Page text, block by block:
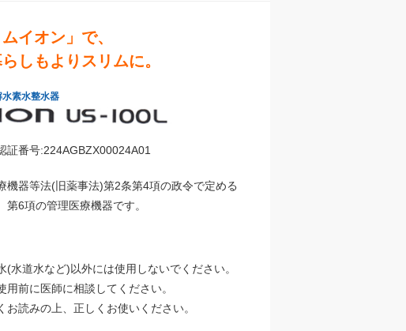
イオン」で、
しもよりスリムに。
素水整水器
証番号:224AGBZX00024A01
機器等法(旧薬事法)第2条第4項の政令で定める
第6項の管理医療機器です。
(水道水など)以外には使用しないでください。
用前に医師に相談してください。
お読みの上、正しくお使いください。